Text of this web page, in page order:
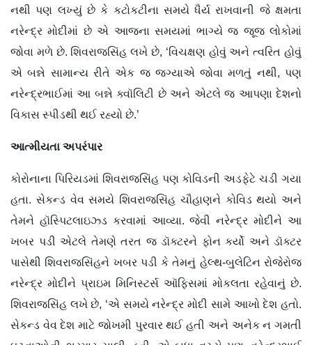
નથી પણ લખ્યું છે કે કટોકટીના સમયે ધૈર્ય રાખવાની જે ક્ષમતા
નરેન્દ્ર મોદીમાં છે એ આજના સમયમાં ભાગ્યે જ જૂજ લોકોમાં
જોવા મળે છે. શિવરાજસિંહ લખે છે, ‘વિચક્ષણ હોવું અને ત્વરિત હોવું
એ બન્ને સામાન્ય રીતે એક જ જગ્યાએ જોવા મળતું નથી, પણ
નરેન્દ્રભાઈમાં આ બન્ને ક્વૉલિટી છે અને એટલે જ આપણા દેશનો
વિકાસ સ્પીડથી થઈ રહ્યો છે.’
આત્મીયતા અપરંપાર
કોરોનાના પિરિયડમાં શિવરાજસિંહ પણ કોવિડની અડફેટે ચડી ગયા
હતા. સેકન્ડ વેવ સમયે શિવરાજસિંહ ચૌહાણને કોવિડ થયો અને
તેમને હૉસ્પિટલાઇઝ્ડ કરવામાં આવ્યા. જેવી નરેન્દ્ર મોદીને આ
ખબર પડી એટલે તેમણે તરત જ ડૉક્ટરને ફોન કર્યો અને ડૉક્ટર
પાસેથી શિવરાજસિંહને ખબર પડી કે તેમનું હેલ્થ-બુલેટિન રોજેરોજ
નરેન્દ્ર મોદીને પ્રાઇમ મિનિસ્ટર્સ ઑફિસમાં મોકલતા રહેવાનું છે.
શિવરાજસિંહ લખે છે, ‘એ સમયે નરેન્દ્ર મોદી સામે આખો દેશ હતો.
સેકન્ડ વેવ દેશ માટે જોખમી પુરવાર થઈ હતી અને અનેક ન ગમતી